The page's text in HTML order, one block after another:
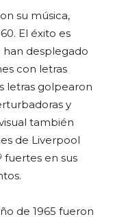
su música,
El éxito es
desplegado
con letras
letras golpearon
y
también
de Liverpool
fuertes en sus
de 1965 fueron